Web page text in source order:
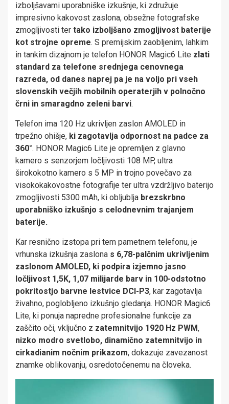
izboljšavami uporabniške izkušnje, ki združuje
impresivno kakovost zaslona, obsežne fotografske
zmogljivosti ter tako izboljšano zmogljivost baterije
kot strojne opreme. S premijskim zaobljenim, lahkim
in tankim dizajnom je telefon HONOR Magic6 Lite zlati
standard za telefone srednjega cenovnega
razreda, od danes naprej pa je na voljo pri vseh
slovenskih večjih mobilnih operaterjih v polnočno
črni in smaragdno zeleni barvi.
Telefon ima 120 Hz ukrivljen zaslon AMOLED in
trpežno ohišje, ki zagotavlja odpornost na padce za
360°. HONOR Magic6 Lite je opremljen z glavno
kamero s senzorjem ločljivosti 108 MP, ultra
širokokotno kamero s 5 MP in trojno povečavo za
visokokakovostne fotografije ter ultra vzdržljivo baterijo
zmogljivosti 5300 mAh, ki obljublja brezskrbno
uporabniško izkušnjo s celodnevnim trajanjem
baterije.
Kar resnično izstopa pri tem pametnem telefonu, je
vrhunska izkušnja zaslona s 6,78-palčnim ukrivljenim
zaslonom AMOLED, ki podpira izjemno jasno
ločljivost 1,5K, 1,07 milijarde barv in 100-odstotno
pokritostjo barvne lestvice DCI-P3, kar zagotavlja
živahno, poglobljeno izkušnjo gledanja. HONOR Magic6
Lite, ki ponuja napredne profesionalne funkcije za
zaščito oči, vključno z zatemnitvijo 1920 Hz PWM,
nizko modro svetlobo, dinamično zatemnitvijo in
cirkadianim nočnim prikazom, dokazuje zavezanost
znamke oblikovanju, osredotočenemu na človeka.